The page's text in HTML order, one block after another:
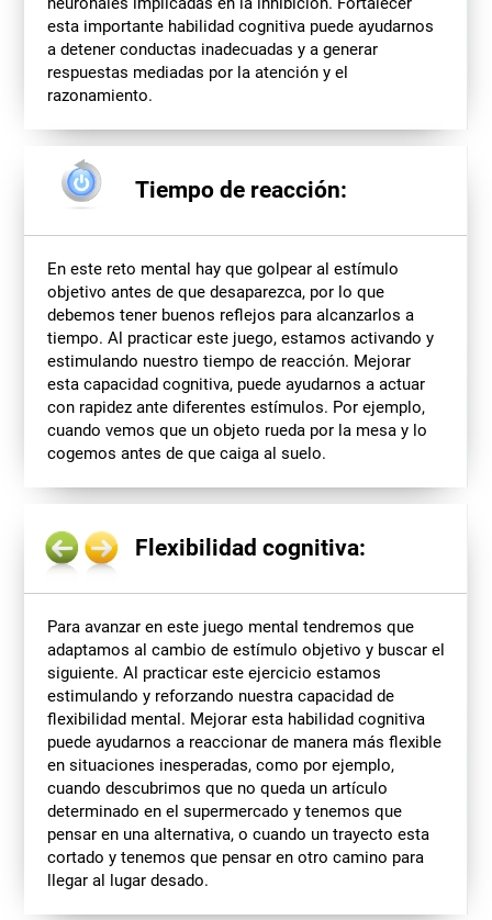
esta importante habilidad cognitiva puede ayudarnos
a detener conductas inadecuadas y a generar
respuestas mediadas por la atención y el
razonamiento.
Tiempo de reacción:
En este reto mental hay que golpear al estímulo
objetivo antes de que desaparezca, por lo que
debemos tener buenos reflejos para alcanzarlos a
tiempo. Al practicar este juego, estamos activando y
estimulando nuestro tiempo de reacción. Mejorar
esta capacidad cognitiva, puede ayudarnos a actuar
con rapidez ante diferentes estímulos. Por ejemplo,
cuando vemos que un objeto rueda por la mesa y lo
cogemos antes de que caiga al suelo.
Flexibilidad cognitiva:
Para avanzar en este juego mental tendremos que
adaptamos al cambio de estímulo objetivo y buscar el
siguiente. Al practicar este ejercicio estamos
estimulando y reforzando nuestra capacidad de
flexibilidad mental. Mejorar esta habilidad cognitiva
puede ayudarnos a reaccionar de manera más flexible
en situaciones inesperadas, como por ejemplo,
cuando descubrimos que no queda un artículo
determinado en el supermercado y tenemos que
pensar en una alternativa, o cuando un trayecto esta
cortado y tenemos que pensar en otro camino para
llegar al lugar desado.